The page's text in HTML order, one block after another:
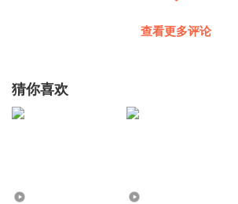
查看更多评论
猜你喜欢